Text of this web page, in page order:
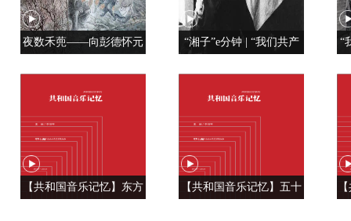
夜数禾蔸——向彭德怀元
“湘子”e分钟 | “我们共产
“
【共和国音乐记忆】东方
【共和国音乐记忆】五十